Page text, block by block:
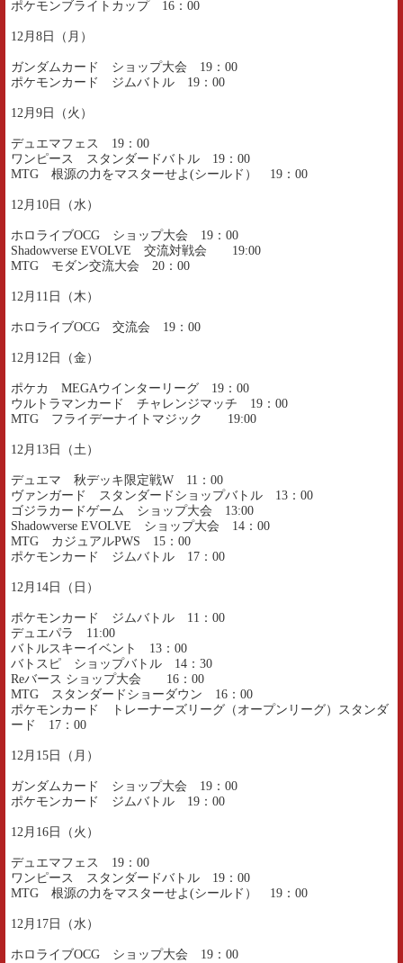
ポケモンブライトカップ 16：00
12月8日（月）
ガンダムカード ショップ大会 19：00
ポケモンカード ジムバトル 19：00
12月9日（火）
デュエマフェス 19：00
ワンピース スタンダードバトル 19：00
MTG 根源の力をマスターせよ(シールド） 19：00
12月10日（水）
ホロライブOCG ショップ大会 19：00
Shadowverse EVOLVE 交流対戦会 19:00
MTG モダン交流大会 20：00
12月11日（木）
ホロライブOCG 交流会 19：00
12月12日（金）
ポケカ MEGAウインターリーグ 19：00
ウルトラマンカード チャレンジマッチ 19：00
MTG フライデーナイトマジック 19:00
12月13日（土）
デュエマ 秋デッキ限定戦W 11：00
ヴァンガード スタンダードショップバトル 13：00
ゴジラカードゲーム ショップ大会 13:00
Shadowverse EVOLVE ショップ大会 14：00
MTG カジュアルPWS 15：00
ポケモンカード ジムバトル 17：00
12月14日（日）
ポケモンカード ジムバトル 11：00
デュエパラ 11:00
バトルスキーイベント 13：00
バトスピ ショップバトル 14：30
Reバース ショップ大会 16：00
MTG スタンダードショーダウン 16：00
ポケモンカード トレーナーズリーグ（オープンリーグ）スタンダ
ード 17：00
12月15日（月）
ガンダムカード ショップ大会 19：00
ポケモンカード ジムバトル 19：00
12月16日（火）
デュエマフェス 19：00
ワンピース スタンダードバトル 19：00
MTG 根源の力をマスターせよ(シールド） 19：00
12月17日（水）
ホロライブOCG ショップ大会 19：00